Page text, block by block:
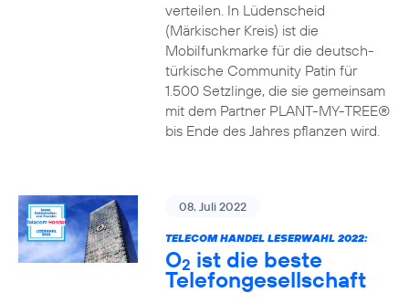
verteilen. In Lüdenscheid
(Märkischer Kreis) ist die
Mobilfunkmarke für die deutsch-
türkische Community Patin für
1.500 Setzlinge, die sie gemeinsam
mit dem Partner PLANT-MY-TREE®
bis Ende des Jahres pflanzen wird.
08. Juli 2022
TELECOM HANDEL LESERWAHL 2022:
O2 ist die beste
Telefongesellschaft